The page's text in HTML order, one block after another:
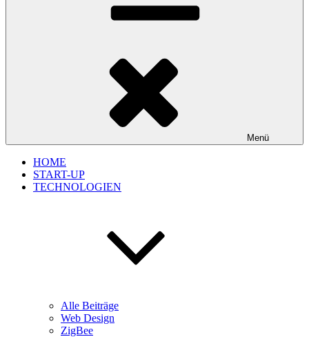
Menü
HOME
START-UP
TECHNOLOGIEN
Alle Beiträge
Web Design
ZigBee